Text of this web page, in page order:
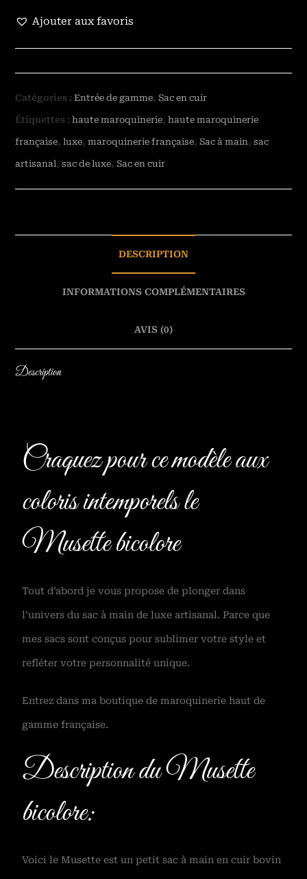
Ajouter aux favoris
Catégories :Entrée de gamme,Sac en cuir
Étiquettes :haute maroquinerie,haute maroquinerie
française,luxe,maroquinerie française,Sac à main,sac
artisanal,sac de luxe,Sac en cuir
DESCRIPTION
INFORMATIONS COMPLÉMENTAIRES
AVIS (0)
Description
Craquez pour ce modèle aux
coloris intemporels le
Musette bicolore
Tout d’abord je vous propose de plonger dans
l’univers du sac à main de luxe artisanal. Parce que
mes sacs sont conçus pour sublimer votre style et
refléter votre personnalité unique.
Entrez dans ma boutique de maroquinerie haut de
gamme française.
Description du Musette
bicolore:
Voici le Musette est un petit sac à main en cuir bovin